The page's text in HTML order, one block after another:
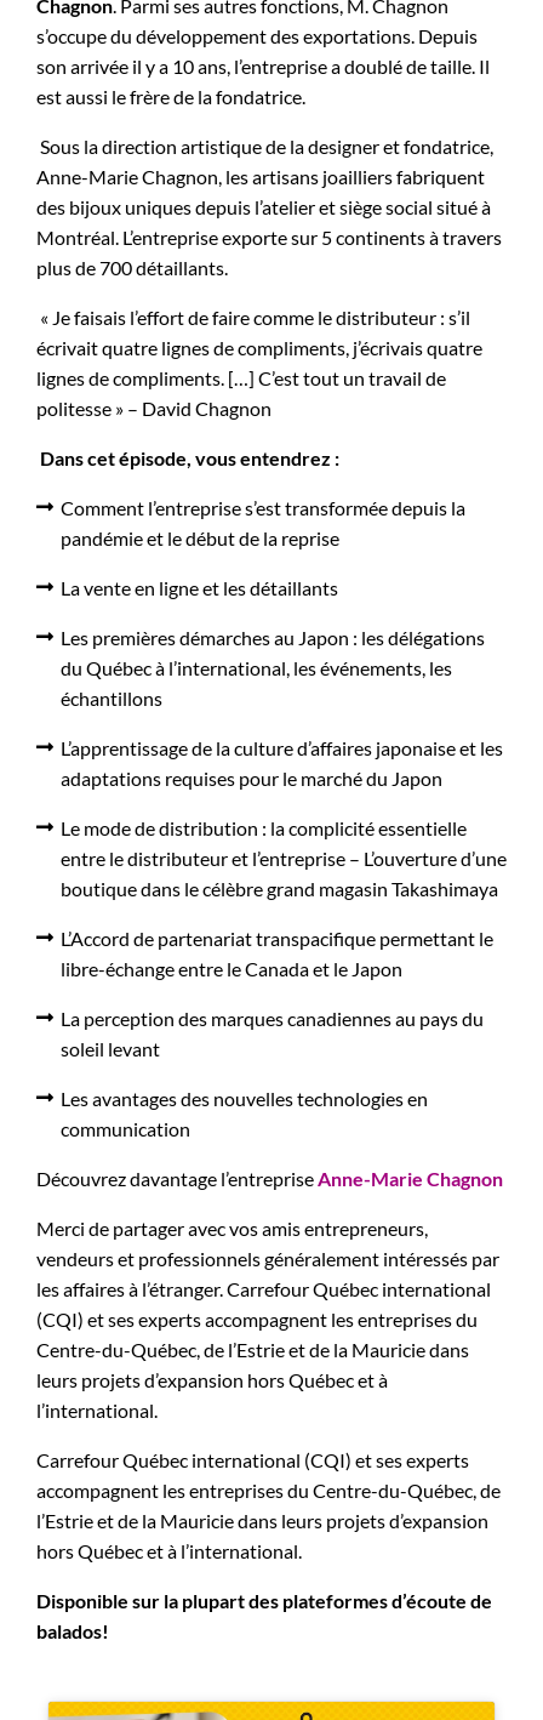
Chagnon . Parmi ses autres fonctions, M. Chagnon
s’occupe du développement des exportations. Depuis
son arrivée il y a 10 ans, l’entreprise a doublé de taille. Il
est aussi le frère de la fondatrice.
Sous la direction artistique de la designer et fondatrice,
Anne-Marie Chagnon, les artisans joailliers fabriquent
des bijoux uniques depuis l’atelier et siège social situé à
Montréal. L’entreprise exporte sur 5 continents à travers
plus de 700 détaillants.
« Je faisais l’effort de faire comme le distributeur : s’il
écrivait quatre lignes de compliments, j’écrivais quatre
lignes de compliments. […] C’est tout un travail de
politesse » – David Chagnon
Dans cet épisode, vous entendrez :
Comment l’entreprise s’est transformée depuis la
pandémie et le début de la reprise
La vente en ligne et les détaillants
Les premières démarches au Japon : les délégations
du Québec à l’international, les événements, les
échantillons
L’apprentissage de la culture d’affaires japonaise et les
adaptations requises pour le marché du Japon
Le mode de distribution : la complicité essentielle
entre le distributeur et l’entreprise – L’ouverture d’une
boutique dans le célèbre grand magasin Takashimaya
L’Accord de partenariat transpacifique permettant le
libre-échange entre le Canada et le Japon
La perception des marques canadiennes au pays du
soleil levant
Les avantages des nouvelles technologies en
communication
Découvrez davantage l’entreprise Anne-Marie Chagnon
Merci de partager avec vos amis entrepreneurs,
vendeurs et professionnels généralement intéressés par
les affaires à l’étranger. Carrefour Québec international
(CQI) et ses experts accompagnent les entreprises du
Centre-du-Québec, de l’Estrie et de la Mauricie dans
leurs projets d’expansion hors Québec et à
l’international.
Carrefour Québec international (CQI) et ses experts
accompagnent les entreprises du Centre-du-Québec, de
l’Estrie et de la Mauricie dans leurs projets d’expansion
hors Québec et à l’international.
Disponible sur la plupart des plateformes d’écoute de
balados!